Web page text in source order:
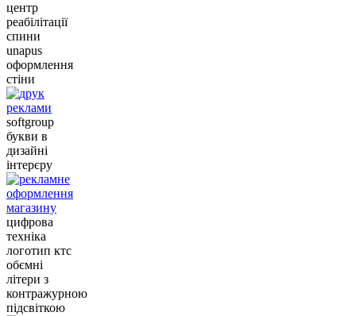
центр
реабілітації
спини
unapus
оформлення
стіни
softgroup
букви в
дизайні
інтерєру
цифрова
техніка
логотип ктс
обємні
літери з
контражурною
підсвіткою